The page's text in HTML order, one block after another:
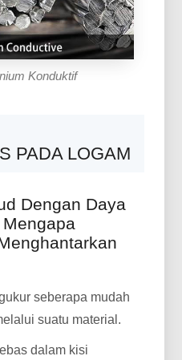
Konduktif
PADA LOGAM
Dengan Daya
seberapa mudah
suatu material.
dalam kisi